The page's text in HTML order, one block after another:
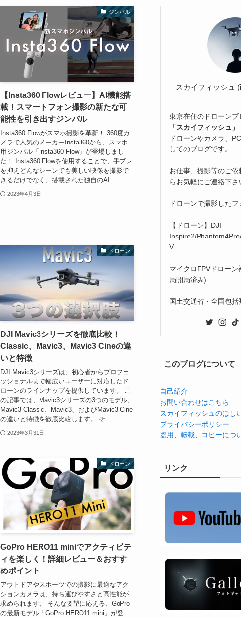
ジンバル
【Insta360 Flowレビュー】AI機能搭
載！スマートフォン撮影の新たな可
能性を引き出すジンバル
Insta360 Flowがスマホ撮影を革新！ 360度カ
メラで人気のメーカーInsta360から、スマホ
用ジンバル「Insta360 Flow」が登場しまし
た！ Insta360 Flowを使用することで、手ブレ
を抑えどんなシーンでも美しい映像を撮影で
きるだけでなく、搭載された独自のAI...
2023年4月3日
ドローン
DJI Mavic3シリーズを徹底比較！
Classic、Mavic3、Mavic3 Cineの違
いと特徴
DJI Mavic3シリーズは、初心者からプロフェ
ッショナルまで幅広いユーザーに対応したド
ローンのラインナップを提供しています。 こ
の記事では、Mavic3シリーズの3つのモデル、
Mavic3 Classic、Mavic3、およびMavic3 Cine
の違いと特徴を徹底比較します。 そ...
2023年3月31日
ドローン
GoPro HERO11 miniでアクティビテ
ィを楽しく！詳細レビュー＆おすす
めポイント
アウトドアやスポーツでの撮影に最適なアク
ションカメラは、持ち運びやすさと高性能が
求められます。 そんな要望に応える、GoPro
の最新モデル「GoPro HERO11 mini」が登
スカイフィッシュ
東京在住のドローンブ
「スカイフィッシュ」
ドローンやカメラ、
してのブログです。
お仕事、撮影等のご依
らお気軽にご連絡下さ
ドローンで撮影したフ
【ドローン】DJI
Inspire2/
V
マイクロFPVドローン
局開局済み)
国土交通省・全国包括
このブログについて
自己紹介
お問い合わせはこちら
スカイフィッシュのほし
プライバシーポリシー
盗用、転載、コピーにつ
リンク